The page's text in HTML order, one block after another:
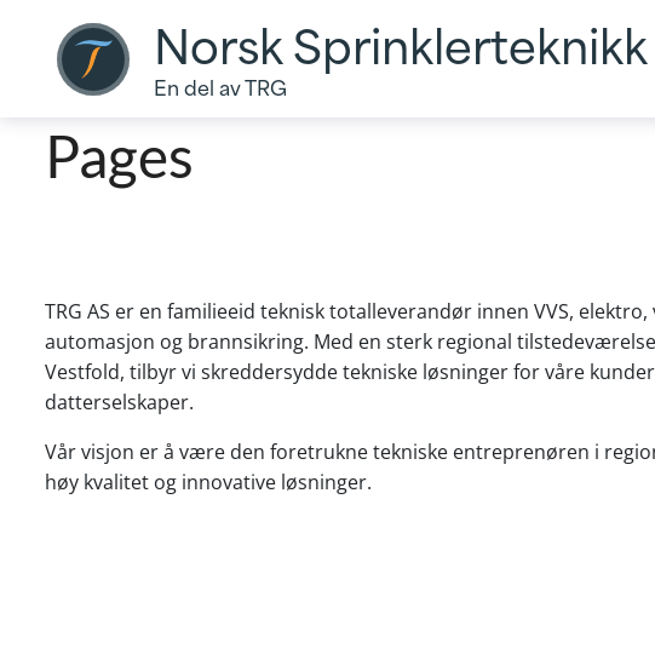
Norsk Sprinklerteknikk
En del av TRG
Pages
TRG AS er en familieeid teknisk totalleverandør innen VVS,
automasjon og brannsikring. Med en sterk regional
Vestfold, tilbyr vi skreddersydde tekniske løsninger for våre
datterselskaper.
Vår visjon er å være den foretrukne tekniske entreprenøren i
høy kvalitet og innovative løsninger.